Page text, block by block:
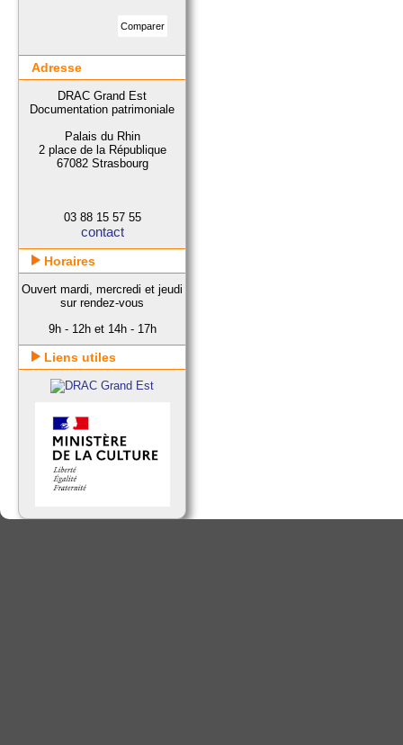
Adresse
DRAC Grand Est
Documentation patrimoniale
Palais du Rhin
2 place de la République
67082 Strasbourg
03 88 15 57 55
contact
Horaires
Ouvert mardi, mercredi et jeudi
sur rendez-vous
9h - 12h et 14h - 17h
Liens utiles